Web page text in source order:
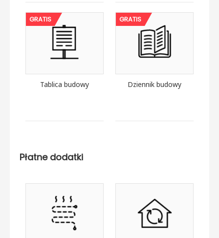
GRATIS
Tablica budowy
GRATIS
Dziennik budowy
Płatne dodatki